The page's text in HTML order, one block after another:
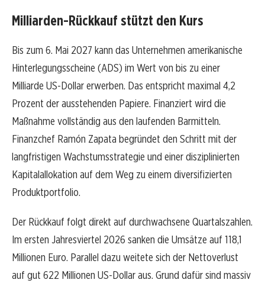
Milliarden-Rückkauf stützt den Kurs
Bis zum 6. Mai 2027 kann das Unternehmen amerikanische
Hinterlegungsscheine (ADS) im Wert von bis zu einer
Milliarde US-Dollar erwerben. Das entspricht maximal 4,2
Prozent der ausstehenden Papiere. Finanziert wird die
Maßnahme vollständig aus den laufenden Barmitteln.
Finanzchef Ramón Zapata begründet den Schritt mit der
langfristigen Wachstumsstrategie und einer disziplinierten
Kapitalallokation auf dem Weg zu einem diversifizierten
Produktportfolio.
Der Rückkauf folgt direkt auf durchwachsene Quartalszahlen.
Im ersten Jahresviertel 2026 sanken die Umsätze auf 118,1
Millionen Euro. Parallel dazu weitete sich der Nettoverlust
auf gut 622 Millionen US-Dollar aus. Grund dafür sind massiv